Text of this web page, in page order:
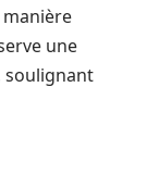
manière
une
soulignant